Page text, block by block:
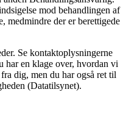
mod behandlingen af
medmindre der er berettigede
Se kontaktoplysningerne
har en klage over, hvordan vi
dig, men du har også ret til
(Datatilsynet).